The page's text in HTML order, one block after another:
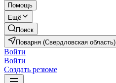
Помощь
Ещё
Поиск
Поварня (Свердловская область)
Войти
Войти
Создать резюме